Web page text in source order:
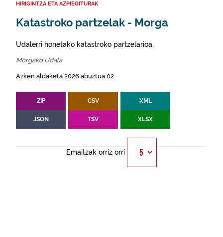
HIRIGINTZA ETA AZPIEGITURAK
Katastroko partzelak - Morga
Udalerri honetako katastroko partzelarioa.
Morgako Udala
Azken aldaketa 2026 abuztua 02
ZIP CSV XML
JSON TSV XLSX
Emaitzak orriz orri